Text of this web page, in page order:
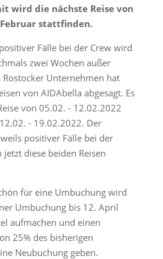
wird die nächste Reise von
stattfinden.
Fälle bei der Crew wird
zwei Wochen außer
Rostocker Unternehmen hat
von AIDAbella abgesagt. Es
von 05.02. - 12.02.2022
- 19.02.2022. Der
positiver Fälle bei der
diese beiden Reisen
für eine Umbuchung wird
Umbuchung bis 12. April
aufmachen und einen
25% des bisherigen
Neubuchung geben.